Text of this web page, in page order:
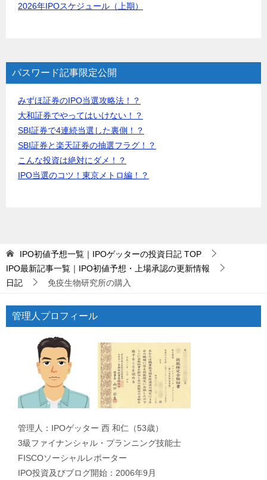
2026年IPOスケジュール（上期）
パスワード記事限定公開
みずほ証券のIPO当選攻略法！？
大和証券でやってはいけない！？
SBI証券で4連続当選した裏側！？
SBI証券と楽天証券の抽選フラグ！？
こんな投資は絶対にダメ！？
IPO当選のコツ！東京メトロ編！？
IPO初値予想一覧｜IPOゲッターの投資日記 TOP
IPO最新記事一覧｜IPO初値予想・上場承認の更新情報
日記
免疫生物研究所の購入
管理人プロフィール
管理人：IPOゲッター 西 和仁（53歳）
3級ファイナンシャル・プランニング技能士
FISCOソーシャルレポーター
IPO投資及びブログ開始：2006年9月